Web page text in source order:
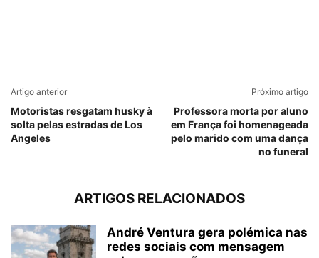
Artigo anterior
Motoristas resgatam husky à
solta pelas estradas de Los
Angeles
Próximo artigo
Professora morta por aluno
em França foi homenageada
pelo marido com uma dança
no funeral
ARTIGOS RELACIONADOS
André Ventura gera polémica nas
redes sociais com mensagem